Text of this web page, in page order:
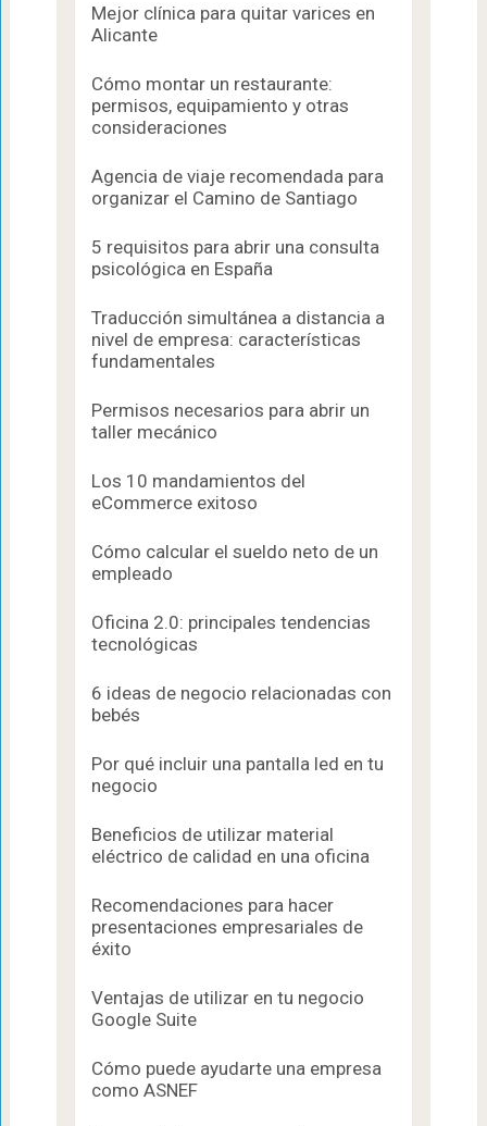
Mejor clínica para quitar varices en
Alicante
Cómo montar un restaurante:
permisos, equipamiento y otras
consideraciones
Agencia de viaje recomendada para
organizar el Camino de Santiago
5 requisitos para abrir una consulta
psicológica en España
Traducción simultánea a distancia a
nivel de empresa: características
fundamentales
Permisos necesarios para abrir un
taller mecánico
Los 10 mandamientos del
eCommerce exitoso
Cómo calcular el sueldo neto de un
empleado
Oficina 2.0: principales tendencias
tecnológicas
6 ideas de negocio relacionadas con
bebés
Por qué incluir una pantalla led en tu
negocio
Beneficios de utilizar material
eléctrico de calidad en una oficina
Recomendaciones para hacer
presentaciones empresariales de
éxito
Ventajas de utilizar en tu negocio
Google Suite
Cómo puede ayudarte una empresa
como ASNEF